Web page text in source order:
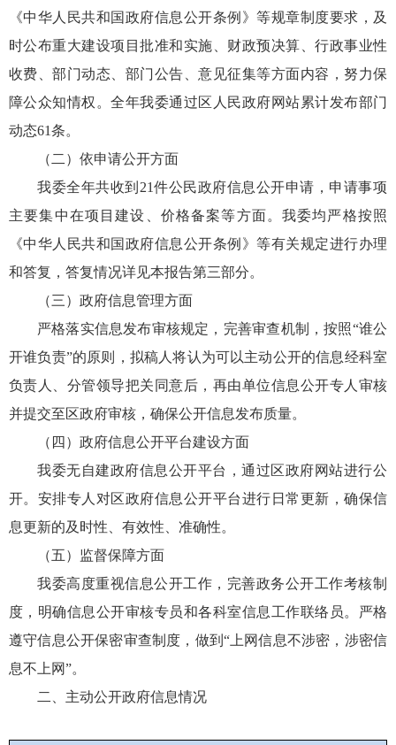
《中华人民共和国政府信息公开条例》等规章制度要求，及
时公布重大建设项目批准和实施、财政预决算、行政事业性
收费、部门动态、部门公告、意见征集等方面内容，努力保
障公众知情权。全年我委通过区人民政府网站累计发布部门
动态61条。
（二）依申请公开方面
我委全年共收到21件公民政府信息公开申请，申请事项
主要集中在项目建设、价格备案等方面。我委均严格按照
《中华人民共和国政府信息公开条例》等有关规定进行办理
和答复，答复情况详见本报告第三部分。
（三）政府信息管理方面
严格落实信息发布审核规定，完善审查机制，按照“谁公
开谁负责”的原则，拟稿人将认为可以主动公开的信息经科室
负责人、分管领导把关同意后，再由单位信息公开专人审核
并提交至区政府审核，确保公开信息发布质量。
（四）政府信息公开平台建设方面
我委无自建政府信息公开平台，通过区政府网站进行公
开。安排专人对区政府信息公开平台进行日常更新，确保信
息更新的及时性、有效性、准确性。
（五）监督保障方面
我委高度重视信息公开工作，完善政务公开工作考核制
度，明确信息公开审核专员和各科室信息工作联络员。严格
遵守信息公开保密审查制度，做到“上网信息不涉密，涉密信
息不上网”。
二、主动公开政府信息情况